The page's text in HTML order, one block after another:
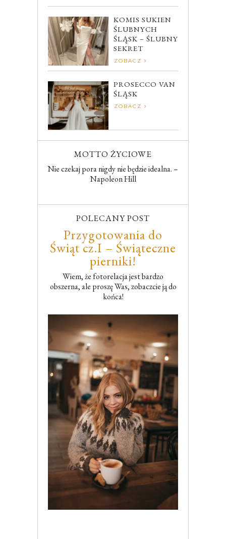
KOMIS SUKIEN
ŚLUBNYCH
ŚLĄSK – ŚLUBNY
SEKRET
ZOBACZ
PROSECCO VAN
ŚLĄSK
ZOBACZ
MOTTO ŻYCIOWE
Nie czekaj pora nigdy nie będzie idealna. –
Napoleon Hill
POLECANY POST
Przygotowania do
Świąt cz.I – Świąteczne
pierniki!
Wiem, że fotorelacja jest bardzo
obszerna, ale proszę Was, zobaczcie ją do
końca!